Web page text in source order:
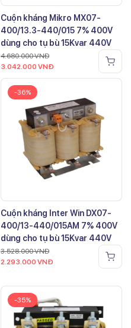
Cuộn kháng Mikro MX07-
400/13.3-440/015 7% 400V
dùng cho tụ bù 15Kvar 440V
4.680.000VNĐ
3.042.000 VNĐ
-36%
Cuộn kháng Inter Win DX07-
400/13-440/015AM 7% 400V
dùng cho tụ bù 15Kvar 440V
3.528.000VNĐ
2.293.000 VNĐ
-35%